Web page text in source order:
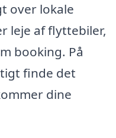
over lokale
leje af flyttebiler,
booking. På
finde det
dine